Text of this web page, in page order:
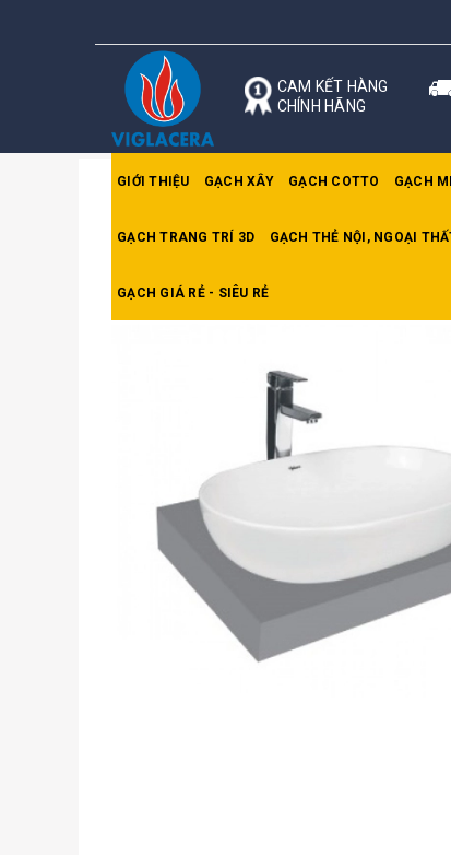
CAM KẾT HÀNG
CHÍNH HÃNG
GIỚI THIỆU GẠCH XÂY GẠCH COTTO GẠCH
GẠCH TRANG TRÍ 3D GẠCH THẺ NỘI, NGOẠI
GẠCH GIÁ RẺ - SIÊU RẺ
Trang chủ Chậu rửa mặt Viglacera